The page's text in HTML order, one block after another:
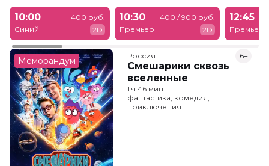
10:00
Синий
400 руб.
2D
10:30
Премьер
400 / 900 руб.
2D
12:45
Премьер
Меморандум Россия
Смешарики сквозь
вселенные
6+
1 ч 46 мин
фантастика, комедия,
приключения